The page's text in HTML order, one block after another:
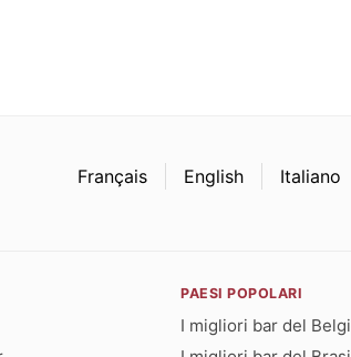
Français English Italiano
PAESI POPOLARI
I migliori bar del